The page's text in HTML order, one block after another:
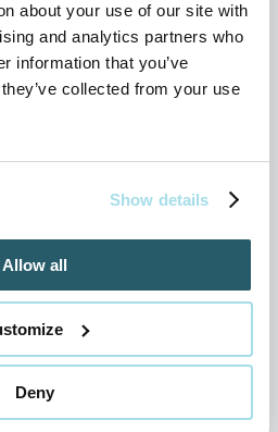
about your use of our site with
and analytics partners who
information that you’ve
collected from your use
Show details
Allow all
Deny
VIAC INFO